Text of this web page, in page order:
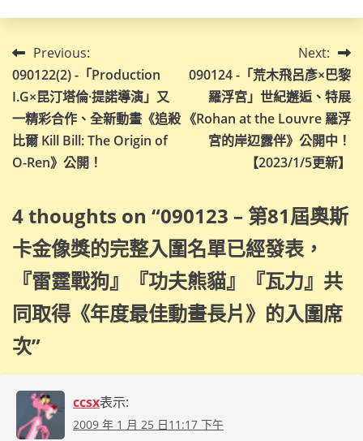
文
章
導
覽
Previous:
090122(2) -「Production
I.G×昆汀塔倫·提諾導演」又
一精彩合作、全新動畫《追殺
比爾 Kill Bill: The Origin of
O-Ren》公開！
Next:
090124 -「荒木飛呂彥×巴黎
羅浮宮」世紀邂逅、特展
《Rohan at the Louvre 羅浮
宮的岸辺露伴》公開中！
【2023/1/5更新】
4 thoughts on “090123 – 第81屆奧斯
卡金像獎的完整入圍名單已經發表，
『雷霆戰狗』『功夫熊貓』『瓦力』共
同取得《年度最佳動畫長片》的入圍席
次”
ccsx表示:
2009 年 1 月 25 日11:17 下午